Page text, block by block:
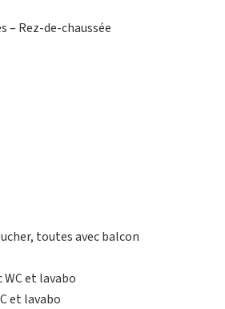
– Rez-de-chaussée
toutes avec balcon
WC et lavabo
et lavabo